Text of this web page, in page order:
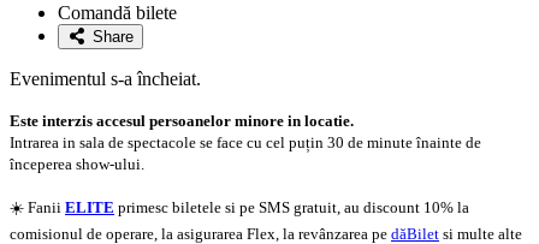
favoriteComandă bilete
Share
Evenimentul s-a încheiat.
Este interzis accesul persoanelor minore in locatie.
Intrarea in sala de spectacole se face cu cel puțin 30 de minute înainte de
începerea show-ului.
☀️ Fanii ELITE primesc biletele si pe SMS gratuit, au discount 10% la
comisionul de operare, la asigurarea Flex, la revânzarea pe dăBilet si multe alte